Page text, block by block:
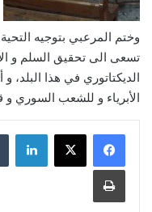
وختم المرعبي بتوجيه
تسعى الى تحقيق السلم و
الديكتاتوري في هذا البلد،
الأبرياء و للشعب السوري و
طباعة